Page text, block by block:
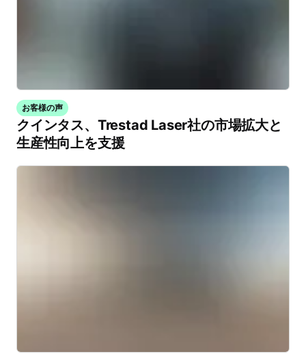
お客様の声
クインタス、Trestad Laser社の市場拡大と
生産性向上を支援